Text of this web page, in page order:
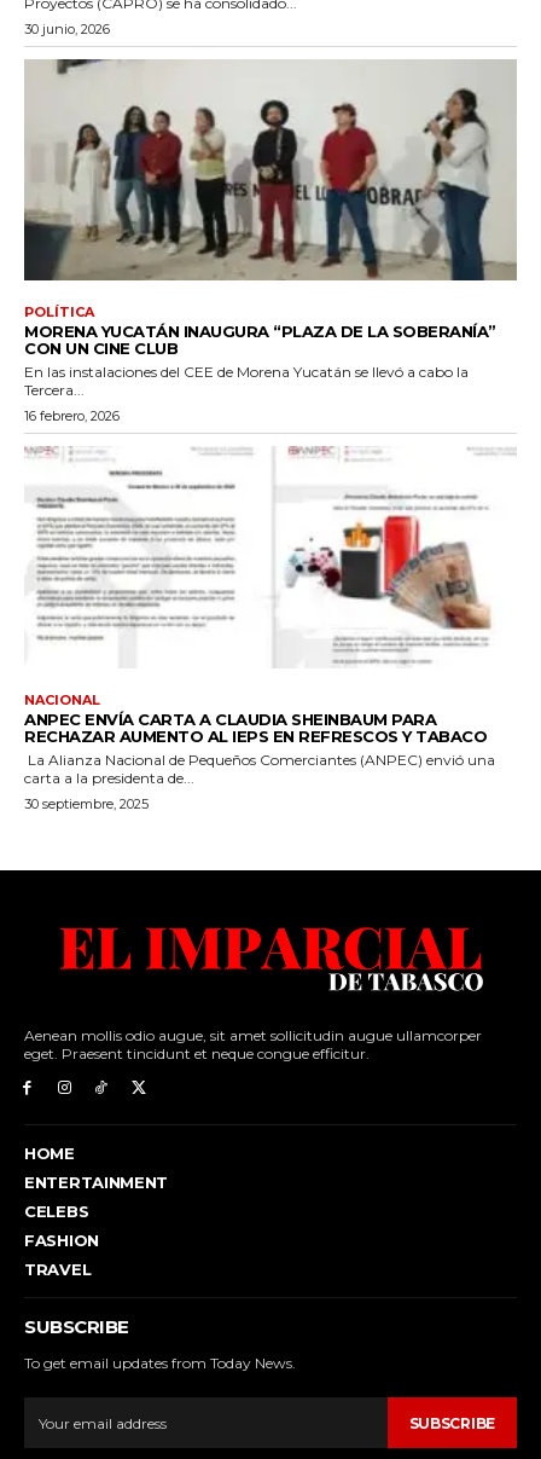
Aenean mollis odio augue, sit amet sollicitudin augue ullamcorper
eget. Praesent tincidunt et neque congue efficitur.
HOME
ENTERTAINMENT
CELEBS
FASHION
TRAVEL
SUBSCRIBE
To get email updates from Today News.
SUBSCRIBE